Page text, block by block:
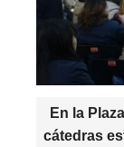
En la
cátedras